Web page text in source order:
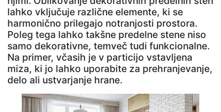
lahko vključuje različne elemente, ki se
harmonično prilegajo notranjosti prostora.
Poleg tega lahko takšne predelne stene niso
samo dekorativne, temveč tudi funkcionalne.
Na primer, včasih je v particijo vstavljena
miza, ki jo lahko uporabite za prehranjevanje,
delo ali ustvarjanje hrane.